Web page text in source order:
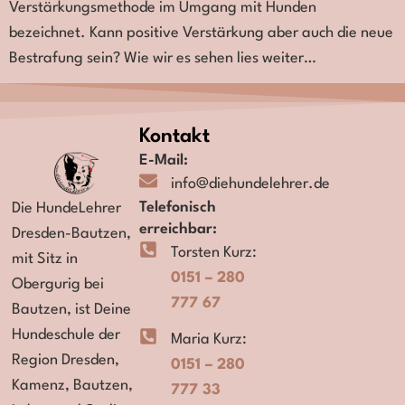
Verstärkungsmethode im Umgang mit Hunden
bezeichnet. Kann positive Verstärkung aber auch die neue
Bestrafung sein? Wie wir es sehen lies weiter…
Die HundeLehrer
Dresden-Bautzen,
mit Sitz in
Obergurig bei
Bautzen, ist Deine
Hundeschule der
Region Dresden,
Kamenz, Bautzen,
Kontakt
E-Mail:
info@diehundelehrer.de
Telefonisch
erreichbar:
Torsten Kurz:
0151 – 280
777 67
Maria Kurz:
0151 – 280
777 33